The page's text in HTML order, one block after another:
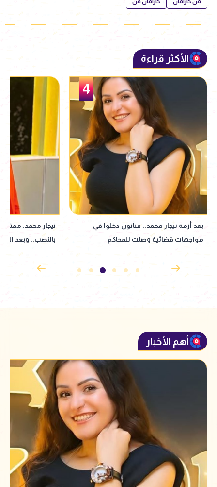
فن كارافان كارافان فن
الأكثر قراءة
5
نيجار محمد: ممثل عرفني على المتهم
بالنصب.. وبعد الأزمة انسحب| خاص
نبيلة عبيد تعود
إذاعي جديد مأخوذ
أهم الأخبار